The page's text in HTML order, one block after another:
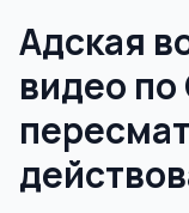
Адская
видео